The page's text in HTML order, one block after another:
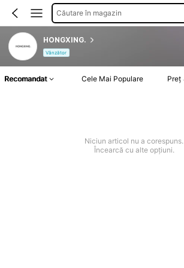
Căutare în magazin
HONGXING.
Vânzător
Recomandat Cele Mai Populare Preț
Niciun articol nu a corespuns.
Încearcă cu alte opțiuni.